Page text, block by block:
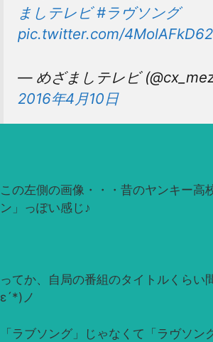
ましテレビ #ラヴソング
pic.twitter.com/4MolAFkD62
— めざましテレビ
2016年4月10日
この左側の画像・・・昔のヤンキー高
ン」っぽい感じ♪
ってか、自局の番組のタイトルくらい
ε´*)ノ
「ラブソング」じゃなくて「ラヴソ